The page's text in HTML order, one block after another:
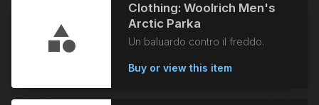
Clothing: Woolrich Men's
Arctic Parka
Un baluardo contro il freddo.
Buy or view this item